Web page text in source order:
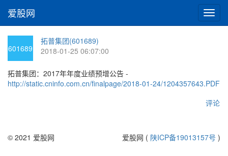
切
换
爱股网
601689
拓普集团(601689)
2018-01-25 06:07:00
拓普集团：2017年年度业绩预增公告 -
http://static.cninfo.com.cn/finalpage/2018-01-24/1204357643.PDF
评论
© 2021 爱股网 爱股网 ( 陕ICP备19013157号 )